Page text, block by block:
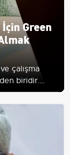
Green
çalışma
biridir.
detaylı